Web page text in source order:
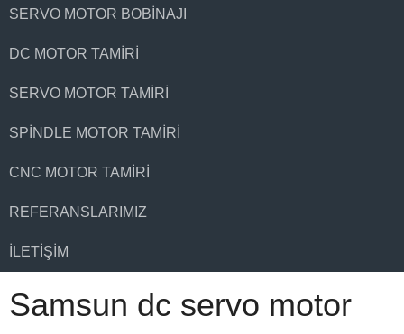
SERVO MOTOR BOBINAJI
DC MOTOR TAMIRI
SERVO MOTOR TAMIRI
SPINDLE MOTOR TAMIRI
CNC MOTOR TAMIRI
REFERANSLARIMIZ
İLETIŞIM
Samsun dc servo motor